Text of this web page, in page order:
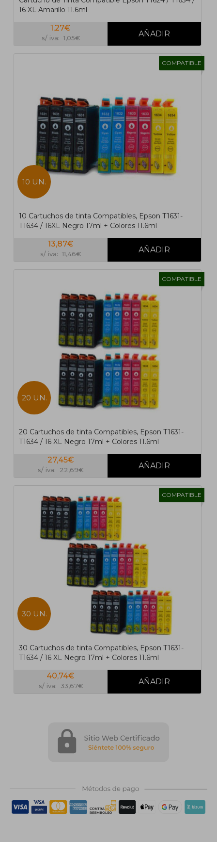
16 XL Amarillo 11.6ml
1,27€
s/ iva: 1,05€
COMPATIBLE
10 UN.
10 Cartuchos de tinta Compatibles, Epson T1631-
T1634 / 16XL Negro 17ml + Colores 11.6ml
13,87€
s/ iva: 11,46€
COMPATIBLE
20 UN.
20 Cartuchos de tinta Compatibles, Epson T1631-
T1634 / 16 XL Negro 17ml + Colores 11.6ml
27,45€
s/ iva: 22,69€
COMPATIBLE
30 UN.
30 Cartuchos de tinta Compatibles, Epson T1631-
T1634 / 16 XL Negro 17ml + Colores 11.6ml
40,74€
s/ iva: 33,67€